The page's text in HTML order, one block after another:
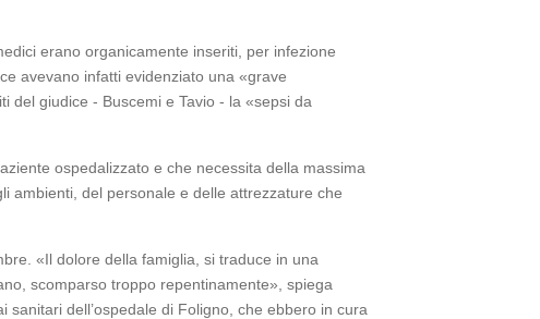
erano organicamente inseriti, per infezione
avevano infatti evidenziato una «grave
del giudice - Buscemi e Tavio - la «sepsi da
ospedalizzato e che necessita della massima
ambienti, del personale e delle attrezzature che
«Il dolore della famiglia, si traduce in una
scomparso troppo repentinamente», spiega
sanitari dell’ospedale di Foligno, che ebbero in cura